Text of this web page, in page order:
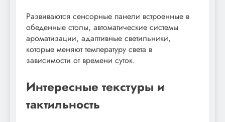
Развиваются сенсорные панели встроенные в
обеденные столы, автоматические системы
ароматизации, адаптивные светильники,
которые меняют температуру света в
зависимости от времени суток.
Интересные текстуры и
тактильность